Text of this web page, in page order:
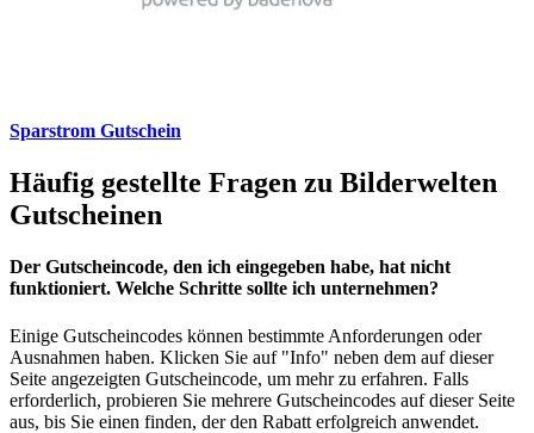
Sparstrom Gutschein
Häufig gestellte Fragen zu Bilderwelten
Gutscheinen
Der Gutscheincode, den ich eingegeben habe, hat nicht
funktioniert. Welche Schritte sollte ich unternehmen?
Einige Gutscheincodes können bestimmte Anforderungen oder
Ausnahmen haben. Klicken Sie auf "Info" neben dem auf dieser
Seite angezeigten Gutscheincode, um mehr zu erfahren. Falls
erforderlich, probieren Sie mehrere Gutscheincodes auf dieser Seite
aus, bis Sie einen finden, der den Rabatt erfolgreich anwendet.